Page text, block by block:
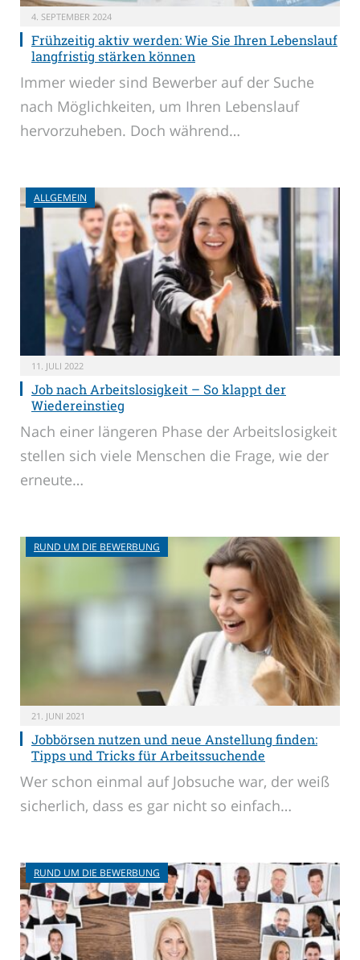
4. SEPTEMBER 2024
Frühzeitig aktiv werden: Wie Sie Ihren Lebenslauf
langfristig stärken können
Immer wieder sind Bewerber auf der Suche
nach Möglichkeiten, um Ihren Lebenslauf
hervorzuheben. Doch während…
ALLGEMEIN
11. JULI 2022
Job nach Arbeitslosigkeit – So klappt der
Wiedereinstieg
Nach einer längeren Phase der Arbeitslosigkeit
stellen sich viele Menschen die Frage, wie der
erneute…
RUND UM DIE BEWERBUNG
21. JUNI 2021
Jobbörsen nutzen und neue Anstellung finden:
Tipps und Tricks für Arbeitssuchende
Wer schon einmal auf Jobsuche war, der weiß
sicherlich, dass es gar nicht so einfach…
RUND UM DIE BEWERBUNG